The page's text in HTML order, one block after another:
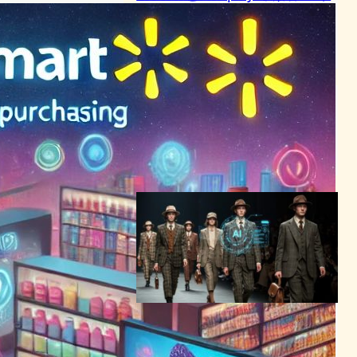
ヤルティ革新
AI（人工知能）ニュース
｜
テクノロジーとエンタメニュース
2024年2月7日0:18
MetaMaskとRobinhoodが提
携、暗号通貨購入がより簡単
に
ブロックチェーンニュース
2024年2月7日0:20
ラルフローレンがAIアシスタ
ント「Ask Ralph」導入、
NYFWでファッション×AI融